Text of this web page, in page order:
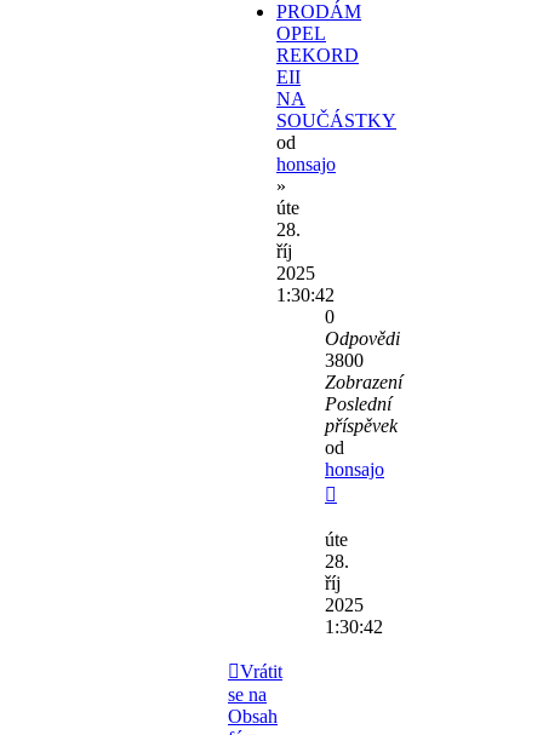
PRODÁM
OPEL
REKORD
EII
NA
SOUČÁSTKY
od
honsajo
»
úte
28.
říj
2025
1:30:42
0
Odpovědi
3800
Zobrazení
Poslední
příspěvek
od
honsajo
úte
28.
říj
2025
1:30:42
Vrátit
se na
Obsah